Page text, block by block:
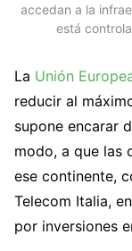
accedan a la
está
La Unión
reducir al
supone encarar
modo, a que las
ese continente,
Telecom Italia,
por inversiones